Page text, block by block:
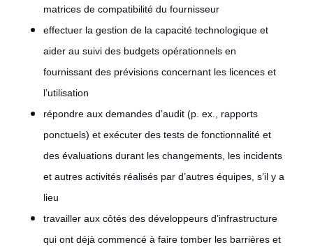
matrices de compatibilité du fournisseur
effectuer la gestion de la capacité technologique et
aider au suivi des budgets opérationnels en
fournissant des prévisions concernant les licences et
l’utilisation
répondre aux demandes d’audit (p. ex., rapports
ponctuels) et exécuter des tests de fonctionnalité et
des évaluations durant les changements, les incidents
et autres activités réalisés par d’autres équipes, s’il y a
lieu
travailler aux côtés des développeurs d’infrastructure
qui ont déjà commencé à faire tomber les barrières et